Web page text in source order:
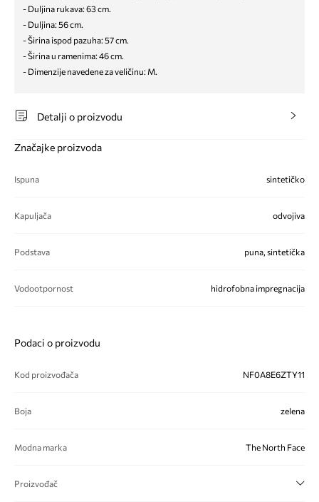
- Duljina rukava: 63 cm.
- Duljina: 56 cm.
- Širina ispod pazuha: 57 cm.
- Širina u ramenima: 46 cm.
- Dimenzije navedene za veličinu: M.
Detalji o proizvodu
Značajke proizvoda
Ispuna sintetičko
Kapuljača odvojiva
Podstava puna, sintetička
Vodootpornost hidrofobna impregnacija
Podaci o proizvodu
Kod proizvođača NF0A8E6ZTY11
Boja zelena
Modna marka The North Face
Proizvođač